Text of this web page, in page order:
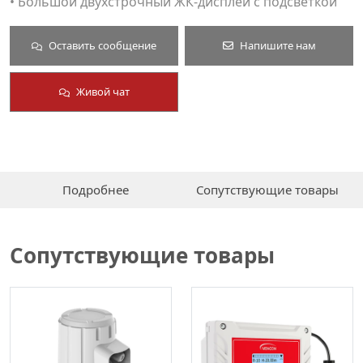
Оставить сообщение Напишите нам
Живой чат
Подробнее Сопутствующие товары
Сопутствующие товары